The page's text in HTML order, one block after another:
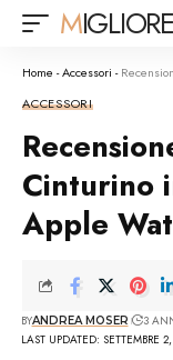
Home -Accessori -
ACCESSORI
Cinturino
Apple
LAST UPDATED: SETTEMBRE
BYANDREA MOSER 3